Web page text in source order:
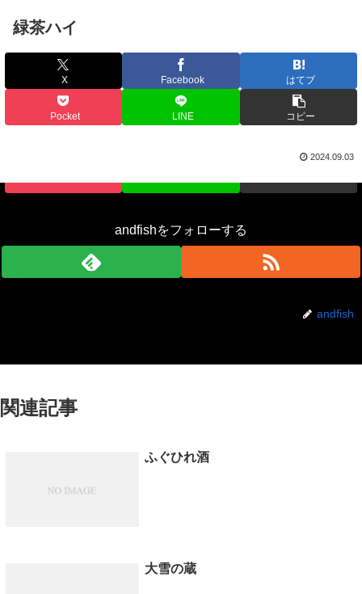
緑茶ハイ
X Facebook はてブ
Pocket LINE コピー
2024.09.03
シェアする
andfishをフォローする
andfish
関連記事
ふぐひれ酒
大雪の蔵